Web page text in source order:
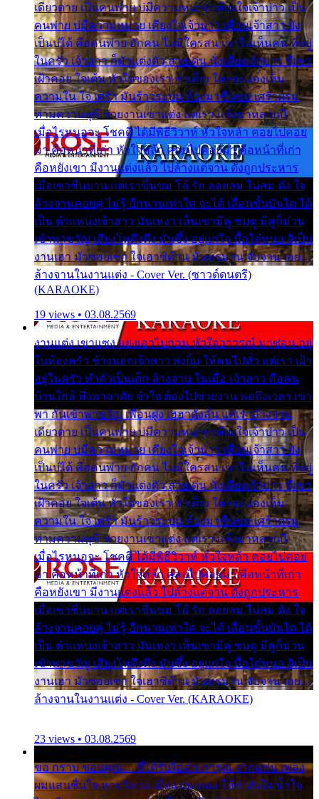
เดียวดาย เป็นคนพ่าย บ่มีความหมาย เคียงใจเจ้าบ่าว เป็น
คนพ่าย บ่มีความหมาย เคียงใจเจ้าบ่าว เพื่อนเจ้าสาว ยัง
เป็นบ่ได้ คือคนพ่าย ฮักคน ไม่มีใครสน เขาไม่เห็นคน ที่อยู่
ในครัว เจ้าสาว ก็มัวแต่งตัว สวยเด่น นั่งเคียงเจ้าบ่าว ที่เขา
เฝ้าคอย ใจเต้น หัวใจของเรา ลำเค็ญ ใครจะมองเห็น
ความใน ใจ เศร้า มันร้าวระบม ต้องมาขื่นขม เศร้าตรม
ท่ามความสุขี ช่วยงานเขาแต่ง แต่เรา แล้งมาหลายปี
เมื่อไรหนอจะ โชคดี ได้มีพิธีวิวาห์ หัวใจหล้า คอยไปคอย
มา คือหน้าที่เก่า หัวใจหล้า คอยไปคอยมา คือหน้าที่เก่า
คือหยังเขา มีงานแต่งแล้ว ไปล้างแต่จาน ดั่งถูกประหาร
เมื่อเขาชื่นบาน แต่เราขื่นขม โอ้ รัก ลอยลม ไม่สม ดัง ใจ
ล้างจานคอยคู่ ไม่รู้ อีกนานเท่าใด จะได้ เลื่อนขั้นบันได ได้
เป็น ตำแหน่งเจ้าสาว มันเหงา เห็นเขามีคู่ ซมดู มีคู่ก็ม่วน
เข้าพาขวัญ เสียงโห่ตึงตึง มันซึ้ง อยู่แก่ใจ มื้อใด๋หนอ สิเป็น
งานเฮา มัวซอยเขา ใจเฮาซิด้าน มันทรมาน จับจาน เอย…
ล้างจานในงานแต่ง - Cover Ver. (ซาวด์ดนตรี)
(KARAOKE)
19 views • 03.08.2569
งานแต่ง เขาแซง แย่งเอาไปก่อน หัวใจอาวรณ์ มาซ่อน อยู่
ในห้องครัว ข้างนอกเจ้าสาว ส่งยิ้ม ให้คนไปทั่ว แต่เรา เฝ้า
อยู่ในครัว ทำตัวเป็นเด็ก ล้างจาน ในเมื่อ เจ้าสาว คือคน
บ้านใกล้ พึ่งพาอาศัย จำใจ ต้องไปช่วยงาน พอถึงเวลา เขา
พา กันเข้าพาขวัญ เพื่อนฝูง เฮฮาดังลั่น แต่เราล้างจาน
เดียวดาย เป็นคนพ่าย บ่มีความหมาย เคียงใจเจ้าบ่าว เป็น
คนพ่าย บ่มีความหมาย เคียงใจเจ้าบ่าว เพื่อนเจ้าสาว ยัง
เป็นบ่ได้ คือคนพ่าย ฮักคน ไม่มีใครสน เขาไม่เห็นคน ที่อยู่
ในครัว เจ้าสาว ก็มัวแต่งตัว สวยเด่น นั่งเคียงเจ้าบ่าว ที่เขา
เฝ้าคอย ใจเต้น หัวใจของเรา ลำเค็ญ ใครจะมองเห็น
ความใน ใจ เศร้า มันร้าวระบม ต้องมาขื่นขม เศร้าตรม
ท่ามความสุขี ช่วยงานเขาแต่ง แต่เรา แล้งมาหลายปี
เมื่อไรหนอจะ โชคดี ได้มีพิธีวิวาห์ หัวใจหล้า คอยไปคอย
มา คือหน้าที่เก่า หัวใจหล้า คอยไปคอยมา คือหน้าที่เก่า
คือหยังเขา มีงานแต่งแล้ว ไปล้างแต่จาน ดั่งถูกประหาร
เมื่อเขาชื่นบาน แต่เราขื่นขม โอ้ รัก ลอยลม ไม่สม ดัง ใจ
ล้างจานคอยคู่ ไม่รู้ อีกนานเท่าใด จะได้ เลื่อนขั้นบันได ได้
เป็น ตำแหน่งเจ้าสาว มันเหงา เห็นเขามีคู่ ซมดู มีคู่ก็ม่วน
เข้าพาขวัญ เสียงโห่ตึงตึง มันซึ้ง อยู่แก่ใจ มื้อใด๋หนอ สิเป็น
งานเฮา มัวซอยเขา ใจเฮาซิด้าน มันทรมาน จับจาน เอย…
ล้างจานในงานแต่ง - Cover Ver. (KARAOKE)
23 views • 03.08.2569
ขอ กราบ ขอบคุณ.... ที่ได้รับไออุ่น การุณ จากแฟน เพลง
ผมแสนชื่นใจ หายวังเวง เมื่อแฟนเพลง ให้กำลังใจ น้ำใจ